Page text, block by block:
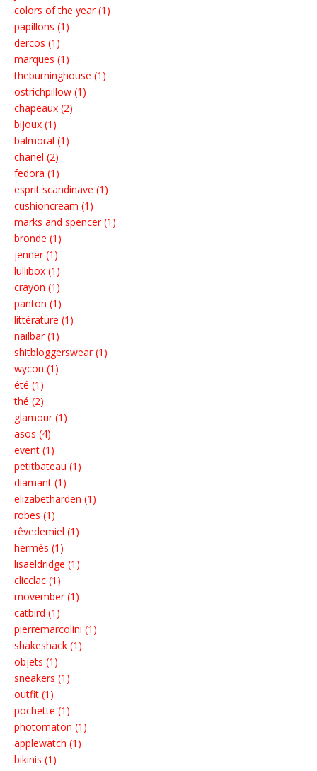
colors of the year (1)
papillons (1)
dercos (1)
marques (1)
theburninghouse (1)
ostrichpillow (1)
chapeaux (2)
bijoux (1)
balmoral (1)
chanel (2)
fedora (1)
esprit scandinave (1)
cushioncream (1)
marks and spencer (1)
bronde (1)
jenner (1)
lullibox (1)
crayon (1)
panton (1)
littérature (1)
nailbar (1)
shitbloggerswear (1)
wycon (1)
été (1)
thé (2)
glamour (1)
asos (4)
event (1)
petitbateau (1)
diamant (1)
elizabetharden (1)
robes (1)
rêvedemiel (1)
hermès (1)
lisaeldridge (1)
clicclac (1)
movember (1)
catbird (1)
pierremarcolini (1)
shakeshack (1)
objets (1)
sneakers (1)
outfit (1)
pochette (1)
photomaton (1)
applewatch (1)
bikinis (1)